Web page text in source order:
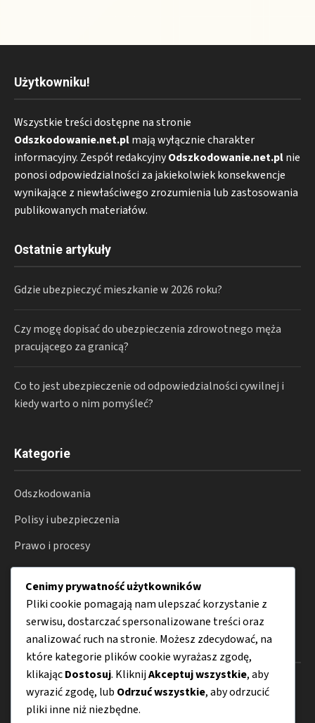
Użytkowniku!
Wszystkie treści dostępne na stronie
Odszkodowanie.net.plmają wyłącznie charakter
informacyjny. Zespół redakcyjnyOdszkodowanie.net.plnie
ponosi odpowiedzialności za jakiekolwiek konsekwencje
wynikające z niewłaściwego zrozumienia lub zastosowania
publikowanych materiałów.
Ostatnie artykuły
Gdzie ubezpieczyć mieszkanie w 2026 roku?
Czy mogę dopisać do ubezpieczenia zdrowotnego męża
pracującego za granicą?
Co to jest ubezpieczenie od odpowiedzialności cywilnej i
kiedy warto o nim pomyśleć?
Kategorie
Odszkodowania
Polisy i ubezpieczenia
Prawo i procesy
Konsument
Porady
Menu
Kontakt
Cenimy prywatność użytkowników
Pliki cookie pomagają nam ulepszać korzystanie z
serwisu, dostarczać spersonalizowane treści oraz
analizować ruch na stronie. Możesz zdecydować, na
które kategorie plików cookie wyrażasz zgodę,
klikającDostosuj. KliknijAkceptuj wszystkie, aby
wyrazić zgodę, lub Odrzuć wszystkie, aby odrzucić
pliki inne niż niezbędne.